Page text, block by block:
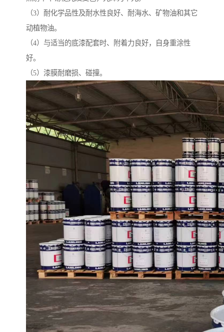
（3）耐化学品性及耐水性良好、耐海水、矿物油和其它
动植物油。
（4）与适当的底漆配套时、附着力良好，自身重涂性
好。
（5）漆膜耐磨损、碰撞。